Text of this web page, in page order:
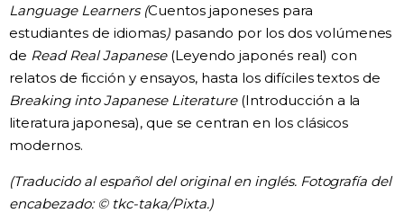
Language Learners(Cuentos japoneses para
estudiantes de idiomas)pasando por los dos volúmenes
de Read Real Japanese(Leyendo japonés real) con
relatos de ficción y ensayos, hasta los difíciles textos de
Breaking into Japanese Literature(Introducción a la
literatura japonesa), que se centran en los clásicos
modernos.
(Traducido al español del original en inglés. Fotografía del
encabezado: © tkc-taka/Pixta.)